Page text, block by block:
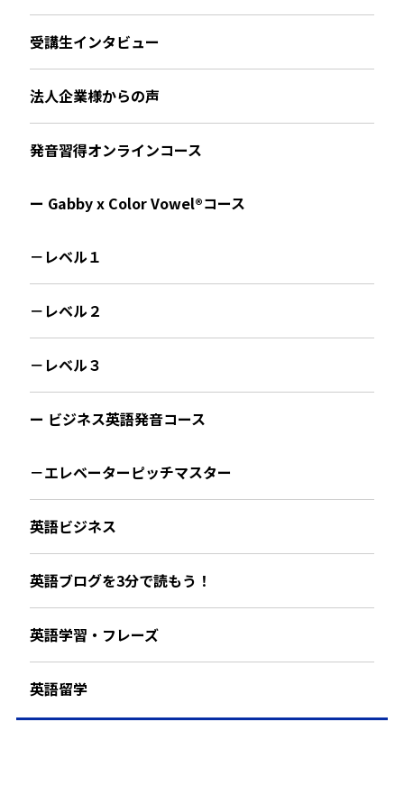
受講生インタビュー
法人企業様からの声
発音習得オンラインコース
ー Gabby x Color Vowel®︎コース
－レベル１
－レベル２
－レベル３
ー ビジネス英語発音コース
－エレベーターピッチマスター
英語ビジネス
英語ブログを3分で読もう！
英語学習・フレーズ
英語留学